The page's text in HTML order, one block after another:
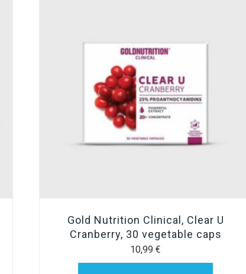
Gold Nutrition Clinical, Clear U
Cranberry, 30 vegetable caps
10,99€